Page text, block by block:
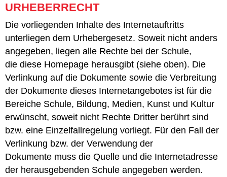
URHEBERRECHT
Die vorliegenden Inhalte des Internetauftritts
unterliegen dem Urhebergesetz. Soweit nicht anders
angegeben, liegen alle Rechte bei der Schule,
die diese Homepage herausgibt (siehe oben). Die
Verlinkung auf die Dokumente sowie die Verbreitung
der Dokumente dieses Internetangebotes ist für die
Bereiche Schule, Bildung, Medien, Kunst und Kultur
erwünscht, soweit nicht Rechte Dritter berührt sind
bzw. eine Einzelfallregelung vorliegt. Für den Fall der
Verlinkung bzw. der Verwendung der
Dokumente muss die Quelle und die Internetadresse
der herausgebenden Schule angegeben werden.